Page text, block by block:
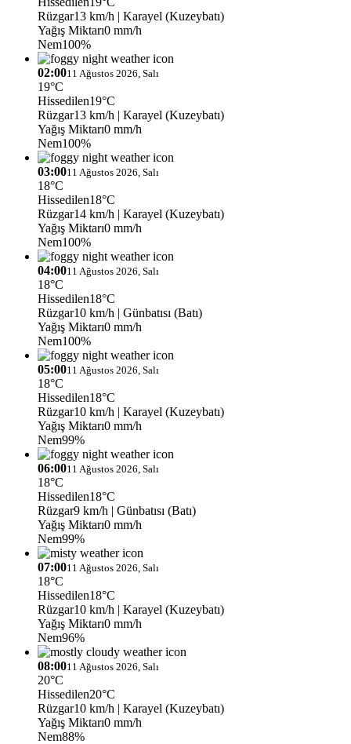
Rüzgar13 km/h | Karayel (Kuzeybatı)
Yağış Miktarı0 mm/h
Nem100%
02:0011 Ağustos 2026, Salı
19°C
Hissedilen19°C
Rüzgar13 km/h | Karayel (Kuzeybatı)
Yağış Miktarı0 mm/h
Nem100%
03:0011 Ağustos 2026, Salı
18°C
Hissedilen18°C
Rüzgar14 km/h | Karayel (Kuzeybatı)
Yağış Miktarı0 mm/h
Nem100%
04:0011 Ağustos 2026, Salı
18°C
Hissedilen18°C
Rüzgar10 km/h | Günbatısı (Batı)
Yağış Miktarı0 mm/h
Nem100%
05:0011 Ağustos 2026, Salı
18°C
Hissedilen18°C
Rüzgar10 km/h | Karayel (Kuzeybatı)
Yağış Miktarı0 mm/h
Nem99%
06:0011 Ağustos 2026, Salı
18°C
Hissedilen18°C
Rüzgar9 km/h | Günbatısı (Batı)
Yağış Miktarı0 mm/h
Nem99%
07:0011 Ağustos 2026, Salı
18°C
Hissedilen18°C
Rüzgar10 km/h | Karayel (Kuzeybatı)
Yağış Miktarı0 mm/h
Nem96%
08:0011 Ağustos 2026, Salı
20°C
Hissedilen20°C
Rüzgar10 km/h | Karayel (Kuzeybatı)
Yağış Miktarı0 mm/h
Nem88%